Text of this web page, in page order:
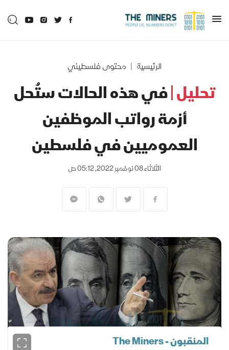
الرئيسية محتوى فلسطيني
تحليل |في هذه الحالات ستُحل
أزمة رواتب الموظفين
العموميين في فلسطين
الثلاثاء 08 نوفمبر 2022, 05:12 ص
المنقبون - The Miners